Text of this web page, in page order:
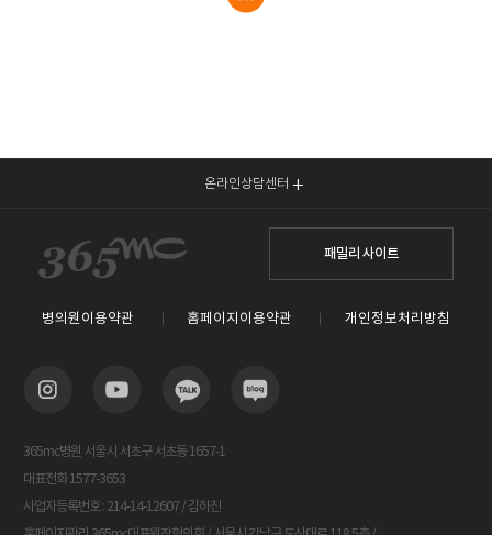
온라인상담센터
패밀리 사이트
병의원이용약관 홈페이지이용약관 개인정보처리방침
365mc병원 서울시 서초구 서초동 1657-1
대표전화 1577-3653
사업자등록번호 : 214-14-12607 / 김하진